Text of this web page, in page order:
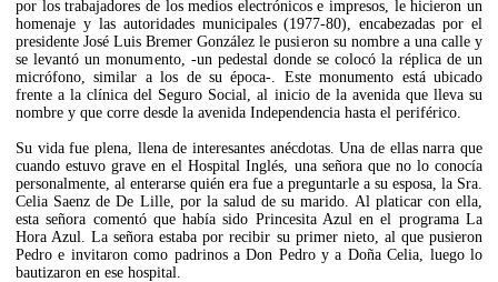
por los trabajadores de los medios electrónicos e impresos, le hicieron un
homenaje y las autoridades municipales (1977-80), encabezadas por el
presidente José Luis Bremer González le pusieron su nombre a una calle y
se levantó un monumento, -un pedestal donde se colocó la réplica de un
micrófono, similar a los de su época-. Este monumento está ubicado
frente a la clínica del Seguro Social, al inicio de la avenida que lleva su
nombre y que corre desde la avenida Independencia hasta el periférico.
Su vida fue plena, llena de interesantes anécdotas. Una de ellas narra que
cuando estuvo grave en el Hospital Inglés, una señora que no lo conocía
personalmente, al enterarse quién era fue a preguntarle a su esposa, la Sra.
Celia Saenz de De Lille, por la salud de su marido. Al platicar con ella,
esta señora comentó que había sido Princesita Azul en el programa La
Hora Azul. La señora estaba por recibir su primer nieto, al que pusieron
Pedro e invitaron como padrinos a Don Pedro y a Doña Celia, luego lo
bautizaron en ese hospital.